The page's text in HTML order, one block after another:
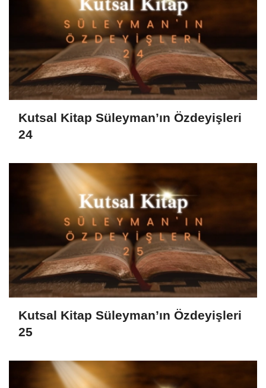
Kutsal Kitap Süleyman’ın Özdeyişleri
24
Kutsal Kitap Süleyman’ın Özdeyişleri
25